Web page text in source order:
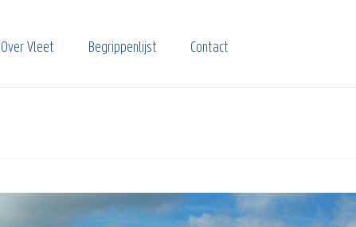
Over Vleet Begrippenlijst Contact